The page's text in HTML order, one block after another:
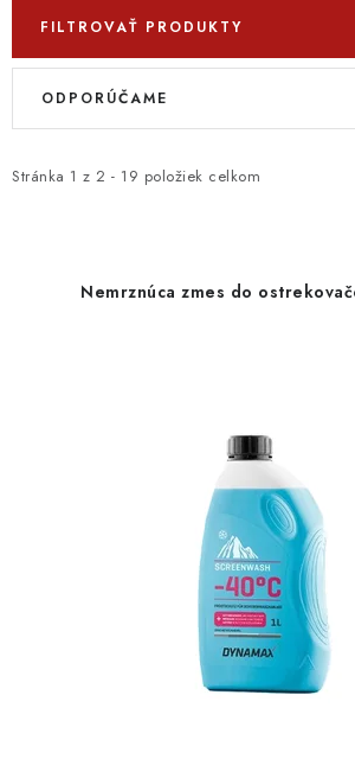
FILTROVAŤ PRODUKTY
V
i
Stránka 1 z 2 - 19 položiek celkom
R
e
ODPORÚČAME
Nemrznúca zmes do